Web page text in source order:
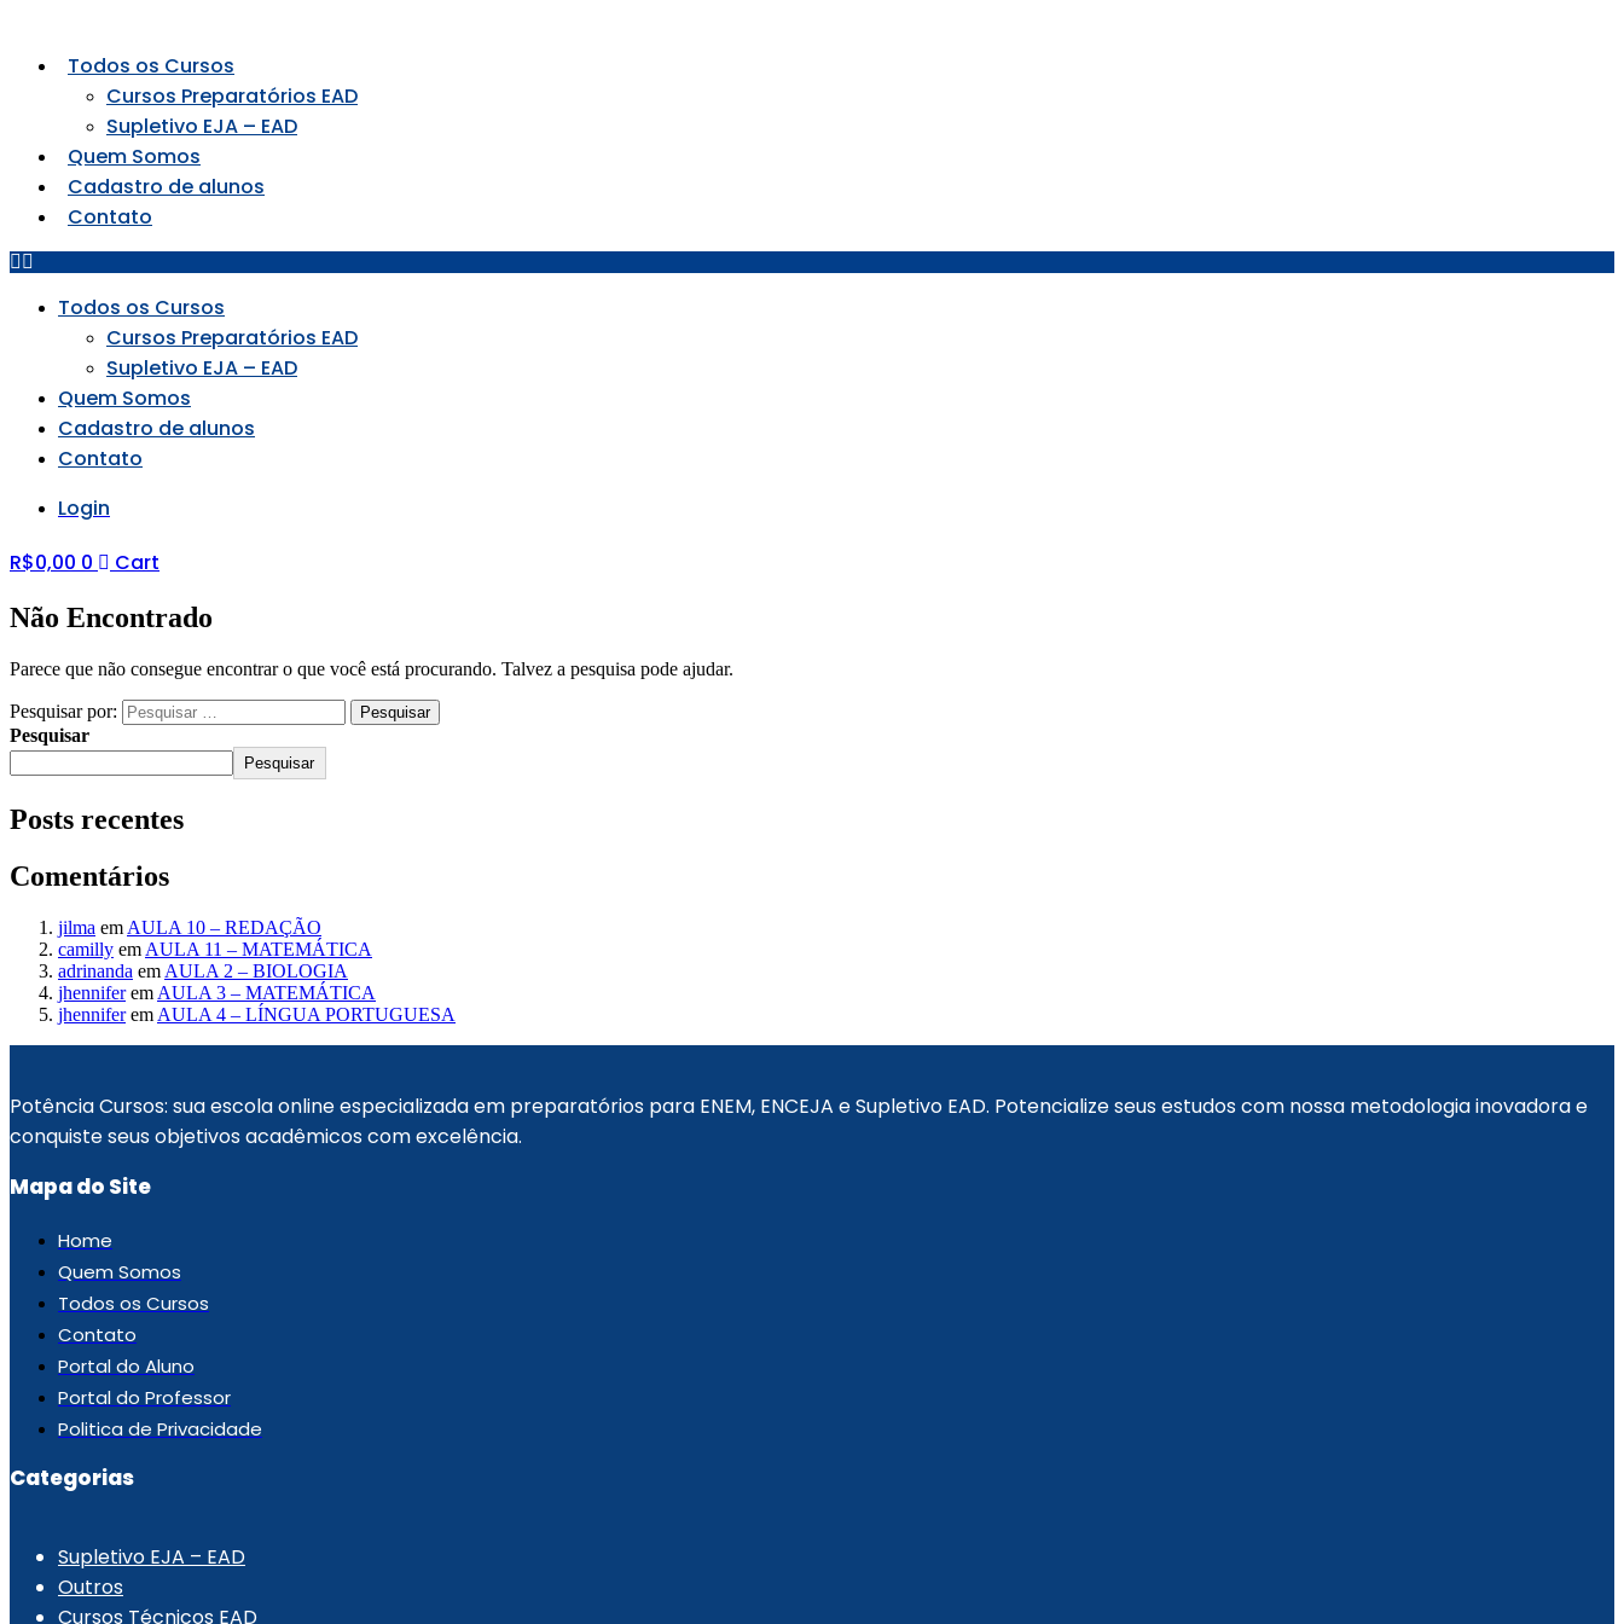
Todos os Cursos
Cursos Preparatórios EAD
Supletivo EJA – EAD
Quem Somos
Cadastro de alunos
Contato
Todos os Cursos
Cursos Preparatórios EAD
Supletivo EJA – EAD
Quem Somos
Cadastro de alunos
Contato
Login
R$0,00 0 Cart
Não Encontrado
Parece que não consegue encontrar o que você está procurando. Talvez a pesquisa pode ajudar.
Pesquisar por:
Pesquisar
Pesquisar
Posts recentes
Comentários
jilma em AULA 10 – REDAÇÃO
camilly em AULA 11 – MATEMÁTICA
adrinanda em AULA 2 – BIOLOGIA
jhenniferem AULA 3 – MATEMÁTICA
jhenniferem AULA 4 – LÍNGUA PORTUGUESA
Potência Cursos: sua escola online especializada em preparatórios para ENEM, ENCEJA e Supletivo EAD. Potencialize seus estudos com nossa metodologia inovadora e
conquiste seus objetivos acadêmicos com excelência.
Mapa do Site
Home
Quem Somos
Todos os Cursos
Contato
Portal do Aluno
Portal do Professor
Politica de Privacidade
Categorias
Supletivo EJA – EAD
Outros
Cursos Técnicos EAD